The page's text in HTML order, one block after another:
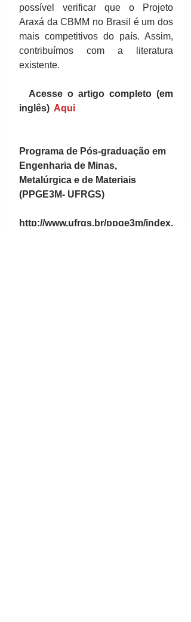
possível verificar que o Projeto
Araxá da CBMM no Brasil é um dos
mais competitivos do país. Assim,
contribuímos com a literatura
existente.
Acesse o artigo completo (em
inglês) Aqui
Programa de Pós-graduação em
Engenharia de Minas,
Metalúrgica e de Materiais
(PPGE3M- UFRGS)
http://www.ufrgs.br/ppge3m/index.